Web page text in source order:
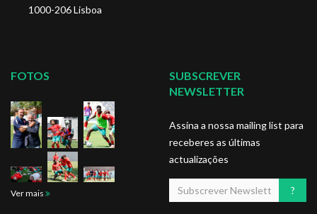
1000-206 Lisboa
FOTOS
Ver mais
SUBSCREVER
NEWSLETTER
Assina a nossa mailing list para
receberes as últimas
actualizações